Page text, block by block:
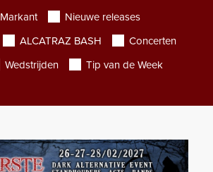
Markant
Nieuwe releases
ALCATRAZ BASH
Concerten
Wedstrijden Tip van de Week